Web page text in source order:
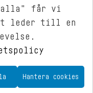
alla" får vi
leder till en
Hantera cookies